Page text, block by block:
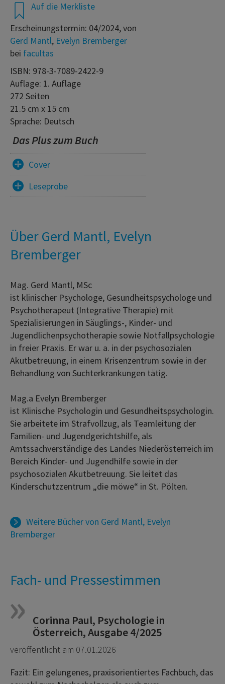
Auf die Merkliste
Erscheinungstermin: 04/2024, von
Gerd Mantl, Evelyn Bremberger
bei facultas
ISBN: 978-3-7089-2422-9
Auflage: 1. Auflage
272 Seiten
21.5 cm x 15 cm
Sprache: Deutsch
Das Plus zum Buch
Cover
Leseprobe
Über Gerd Mantl, Evelyn
Bremberger
Mag. Gerd Mantl, MSc
ist klinischer Psychologe, Gesundheitspsychologe und
Psychotherapeut (Integrative Therapie) mit
Spezialisierungen in Säuglings-, Kinder- und
Jugendlichenpsychotherapie sowie Notfallpsychologie
in freier Praxis. Er war u. a. in der psychosozialen
Akutbetreuung, in einem Krisenzentrum sowie in der
Behandlung von Suchterkrankungen tätig.
Mag.a Evelyn Bremberger
ist Klinische Psychologin und Gesundheitspsychologin.
Sie arbeitete im Strafvollzug, als Teamleitung der
Familien- und Jugendgerichtshilfe, als
Amtssachverständige des Landes Niederösterreich im
Bereich Kinder- und Jugendhilfe sowie in der
psychosozialen Akutbetreuung. Sie leitet das
Kinderschutzzentrum „die möwe“ in St. Pölten.
Weitere Bücher von Gerd Mantl, Evelyn
Bremberger
Fach- und Pressestimmen
Corinna Paul, Psychologie in
Österreich, Ausgabe 4/2025
veröffentlicht am 07.01.2026
Fazit: Ein gelungenes, praxisorientiertes Fachbuch, das